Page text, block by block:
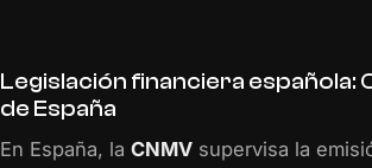
Legislación financiera española:
de España
En España, la CNMV supervisa la